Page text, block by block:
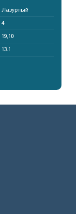
Лазурный
4
19,10
13.1